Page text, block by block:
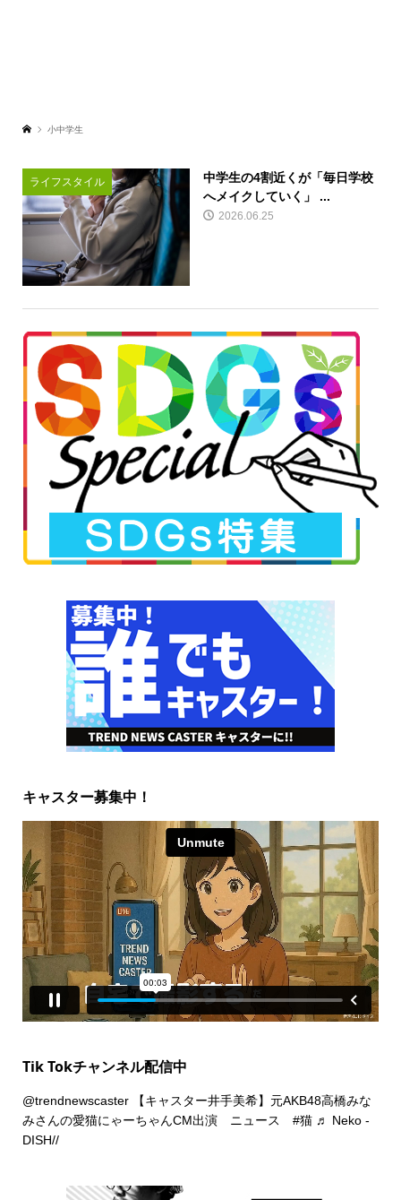
小中学生
ライフスタイル
中学生の4割近くが「毎日学校
へメイクしていく」 ...
2026.06.25
キャスター募集中！
Tik Tokチャンネル配信中
@trendnewscaster【キャスター井手美希】元AKB48高橋みな
みさんの愛猫にゃーちゃんCM出演 ニュース #猫 ♬ Neko -
DISH//